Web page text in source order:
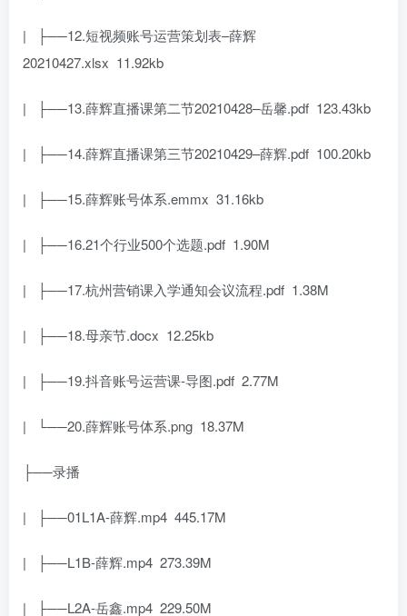
| ├──12.短视频账号运营策划表–薛辉
20210427.xlsx 11.92kb
| ├──13.薛辉直播课第二节20210428–岳馨.pdf 123.43kb
| ├──14.薛辉直播课第三节20210429–薛辉.pdf 100.20kb
| ├──15.薛辉账号体系.emmx 31.16kb
| ├──16.21个行业500个选题.pdf 1.90M
| ├──17.杭州营销课入学通知会议流程.pdf 1.38M
| ├──18.母亲节.docx 12.25kb
| ├──19.抖音账号运营课-导图.pdf 2.77M
| └──20.薛辉账号体系.png 18.37M
├──录播
| ├──01L1A-薛辉.mp4 445.17M
| ├──L1B-薛辉.mp4 273.39M
| ├──L2A-岳鑫.mp4 229.50M